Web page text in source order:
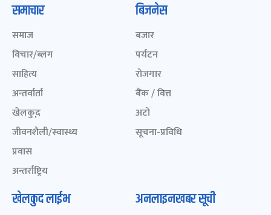
समाचार
समाज
विचार/ब्लग
साहित्य
अन्तर्वार्ता
खेलकुद़़
जीवनशैली/स्वास्थ्य
प्रवास
अन्तर्राष्ट्रिय
बिजनेस
बजार
पर्यटन
रोजगार
बैंक / वित्त
अटो
सूचना-प्रविधि
खेलकुद लाईभ अनलाइनखबर सूची